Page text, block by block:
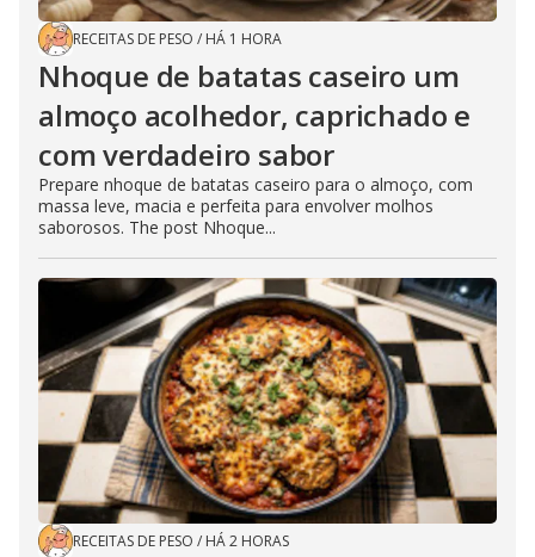
RECEITAS DE PESO / HÁ 1 HORA
Nhoque de batatas caseiro um
almoço acolhedor, caprichado e
com verdadeiro sabor
Prepare nhoque de batatas caseiro para o almoço, com
massa leve, macia e perfeita para envolver molhos
saborosos. The post Nhoque...
RECEITAS DE PESO / HÁ 2 HORAS